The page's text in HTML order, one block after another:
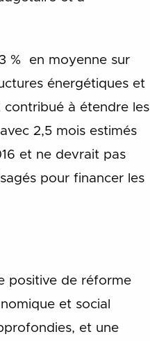
% en moyenne sur
énergétiques et
à étendre les
2,5 mois estimés
et ne devrait pas
pour financer les
positive de réforme
et social
et une